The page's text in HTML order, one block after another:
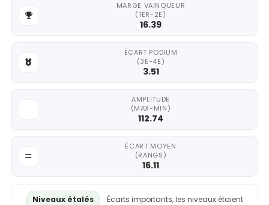
MARGE VAINQUEUR
(1ER-2E)
16.39
ÉCART PODIUM
(3E-4E)
3.51
AMPLITUDE
(MAX-MIN)
112.74
ÉCART MOYEN
(RANGS)
16.11
Niveaux étalés
Écarts importants, les niveaux étaient